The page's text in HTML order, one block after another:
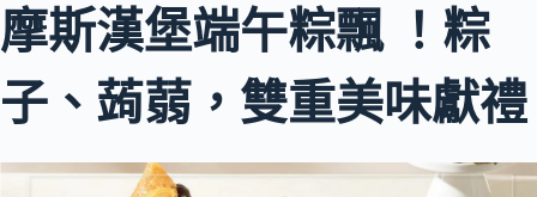
摩斯漢堡端午粽飄 ！粽
子、蒟蒻，雙重美味獻禮